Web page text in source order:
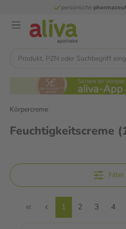
persönliche
Körpercreme
Feuchtigkeitscreme
Filter
1 2 3 4